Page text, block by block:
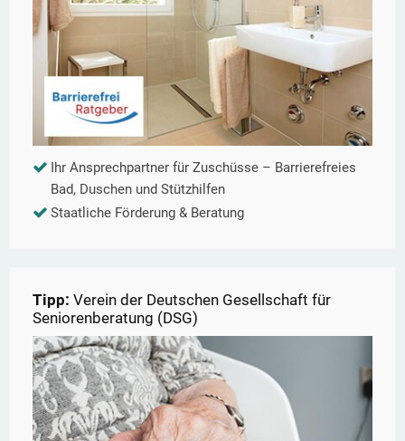
Ihr Ansprechpartner für Zuschüsse – Barrierefreies
Bad, Duschen und Stützhilfen
Staatliche Förderung & Beratung
Tipp: Verein der Deutschen Gesellschaft für
Seniorenberatung (DSG)